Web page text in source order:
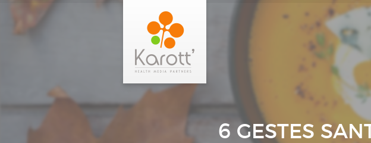
6 GESTES